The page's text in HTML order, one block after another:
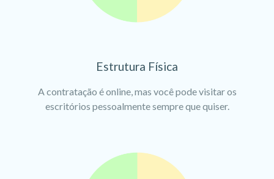
Estrutura Física
A contratação é online, mas você pode visitar os
escritórios pessoalmente sempre que quiser.